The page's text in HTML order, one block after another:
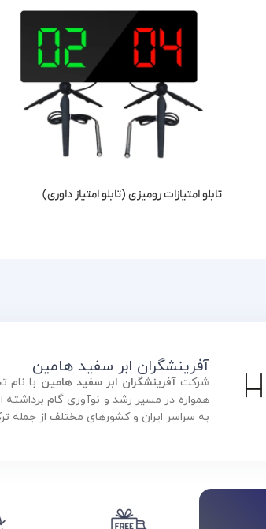
تابلو امتیازات رومیزی (تابلو امتیاز داوری)
آفرینشگران ابر سفید هامین
شرکتآفرینشگران ابر سفید هامین با نام
به سراسر ایران و کشورهای مختلف از جمله